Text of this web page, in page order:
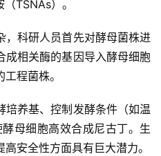
TSNAs）。
，科研人员首先对酵母菌株进
成相关酶的基因导入酵母细胞
程菌株。
培养基、控制发酵条件（如温
母细胞高效合成尼古丁。生
安全性方面具有巨大潜力。